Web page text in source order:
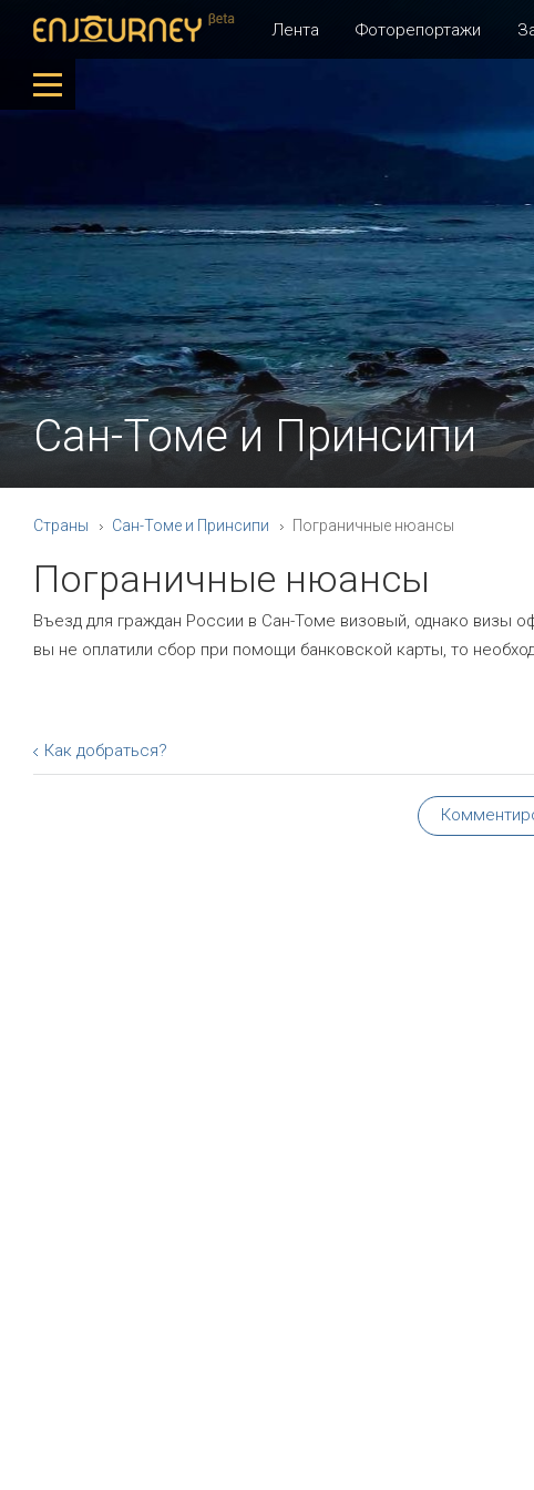
Лента Фоторепортажи
Сан-Томе и Принсипи
Страны Сан-Томе и Принсипи Пограничные нюансы
Пограничные нюансы
Въезд для граждан России в Сан-Томе визовый, однако визы
вы не оплатили сбор при помощи банковской карты, то
Как добраться?